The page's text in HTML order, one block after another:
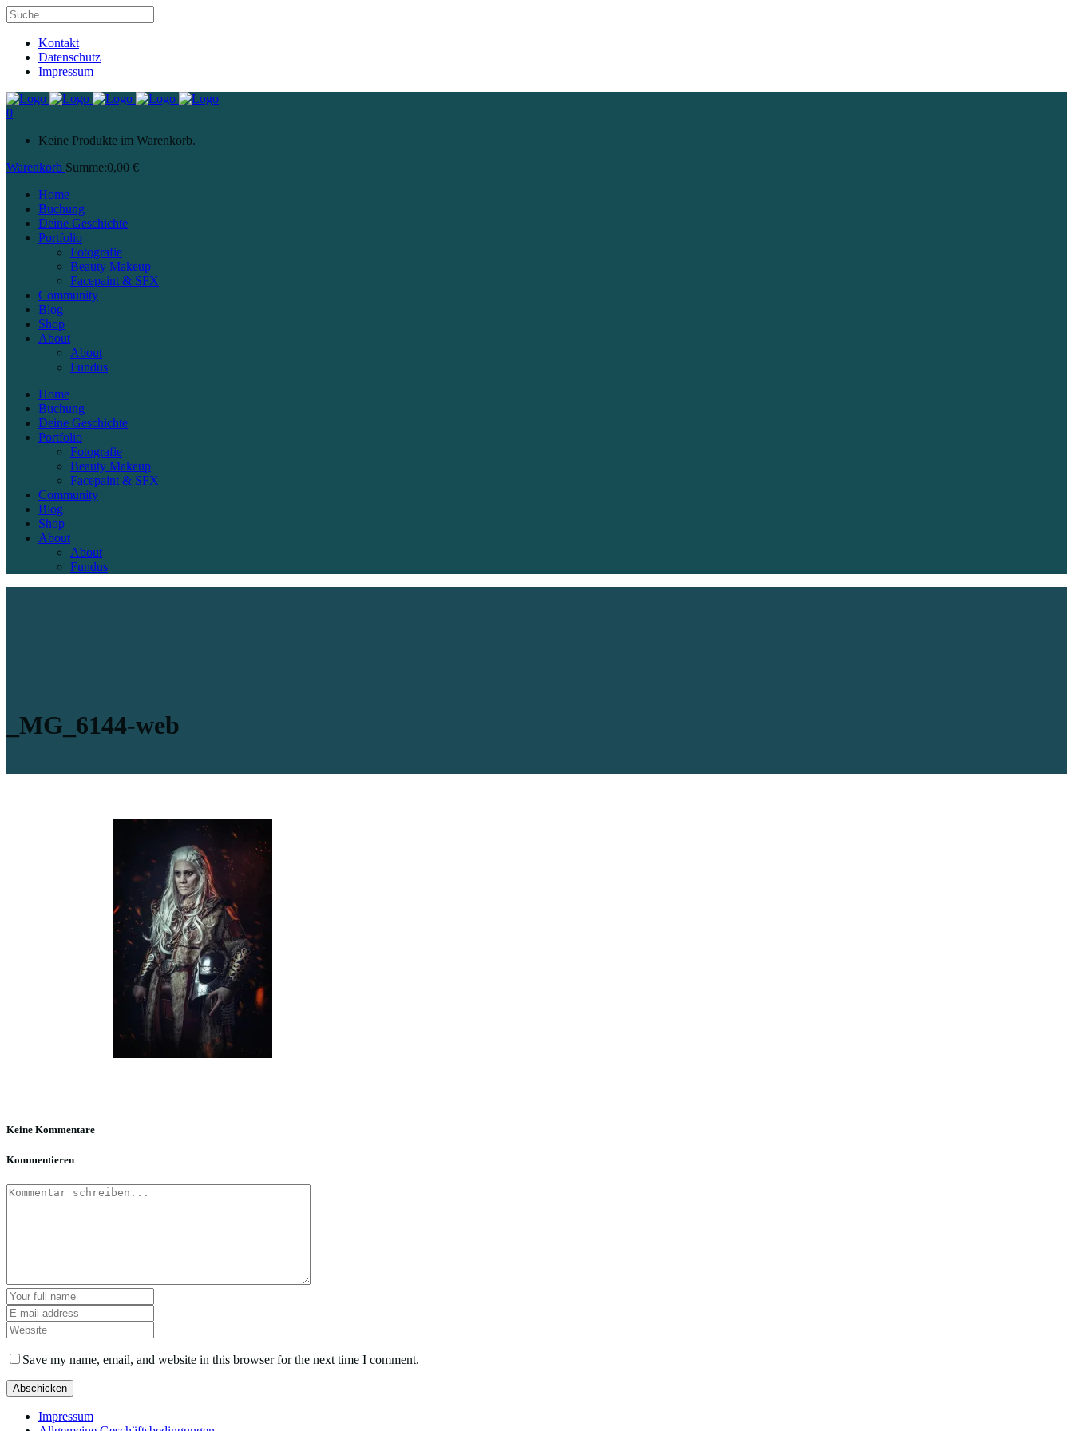
Kontakt
Datenschutz
Impressum
0
Keine Produkte im Warenkorb.
Warenkorb Summe:0,00 €
Home
Buchung
Deine Geschichte
Portfolio
Fotografie
Beauty Makeup
Facepaint & SFX
Community
Blog
Shop
About
About
Fundus
Home
Buchung
Deine Geschichte
Portfolio
Fotografie
Beauty Makeup
Facepaint & SFX
Community
Blog
Shop
About
About
Fundus
_MG_6144-web
Keine Kommentare
Kommentieren
Save my name, email, and website in this browser for the next time I comment.
Impressum